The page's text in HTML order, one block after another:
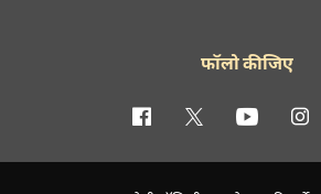
फॉलो कीजिए